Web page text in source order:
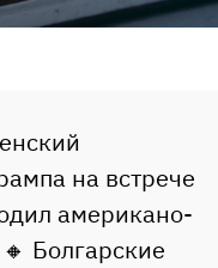
на встрече
американо-
Болгарские